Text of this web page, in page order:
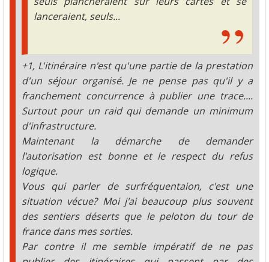
lanceraient, seuls...
+1, L'itinéraire n'est qu'une partie de la prestation
d'un séjour organisé. Je ne pense pas qu'il y a
franchement concurrence à publier une trace....
Surtout pour un raid qui demande un minimum
d'infrastructure.
Maintenant la démarche de demander
l'autorisation est bonne et le respect du refus
logique.
Vous qui parler de surfréquentaion, c'est une
situation vécue? Moi j'ai beaucoup plus souvent
des sentiers déserts que le peloton du tour de
france dans mes sorties.
Par contre il me semble impératif de ne pas